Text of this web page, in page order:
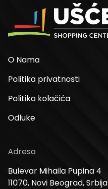
O Nama
Politika privatnosti
Politika kolačića
Odluke
Adresa
Bulevar Mihaila Pupina 4
11070, Novi Beograd, Srbija